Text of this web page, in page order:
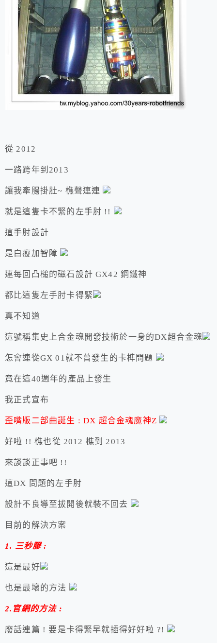
從 2012
一路跨年到2013
讓我牽腸掛肚~ 樵聲連連
就是這隻卡不緊的左手肘 !!
這手肘設計
是白癡加智障
連每回凸槌的磁石設計 GX42 鋼鐵神
都比這隻左手肘卡得緊
真不知道
這號稱集史上合金魂開發技術於一身的DX超合金魂
怎會連從GX 01就不曾發生的卡榫問題
竟在這40週年的產品上發生
我正式宣布
歪嘴版二部曲誕生 : DX 超合金魂魔神Z
好啦 !! 樵也從 2012 樵到 2013
來談談正事吧 !!
這DX 問題的左手肘
設計不良導至拔開後就裝不回去
目前的解決方案
1. 三秒膠 :
這是最好
也是最壞的方法
2.官網的方法 :
廢話連篇 ! 要是卡得緊早就插得好好啦 ?!